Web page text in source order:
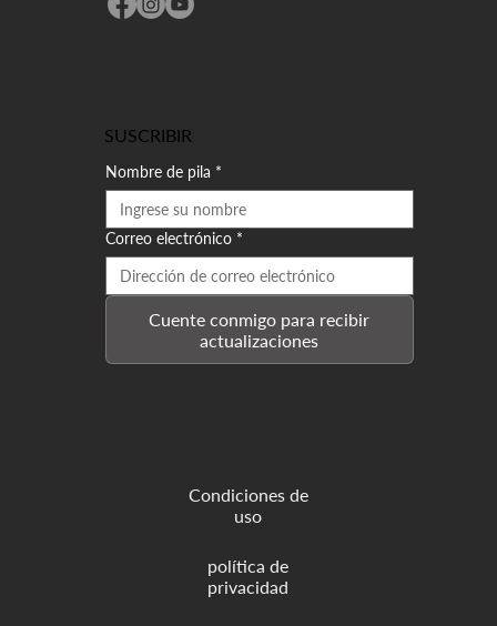
SUSCRIBIR
Nombre de pila *
Correo electrónico *
Cuente conmigo para recibir
actualizaciones
Condiciones de
uso
política de
privacidad